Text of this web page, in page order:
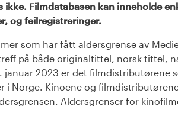
ikke. Filmdatabasen kan inneholde
og feilregistreringer.
som har fått aldersgrense av
på både originaltittel, norsk tittel,
januar 2023 er det filmdistributørene
i Norge. Kinoene og
Aldersgrenser for